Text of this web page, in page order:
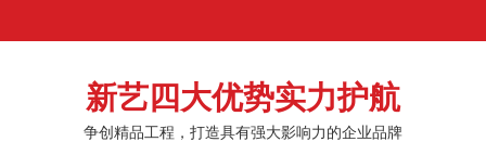
新艺四大优势实力护航
争创精品工程，打造具有强大影响力的企业品牌